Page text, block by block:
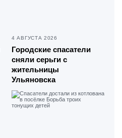
4 АВГУСТА 2026
Городские спасатели
сняли серьги с
жительницы
Ульяновска